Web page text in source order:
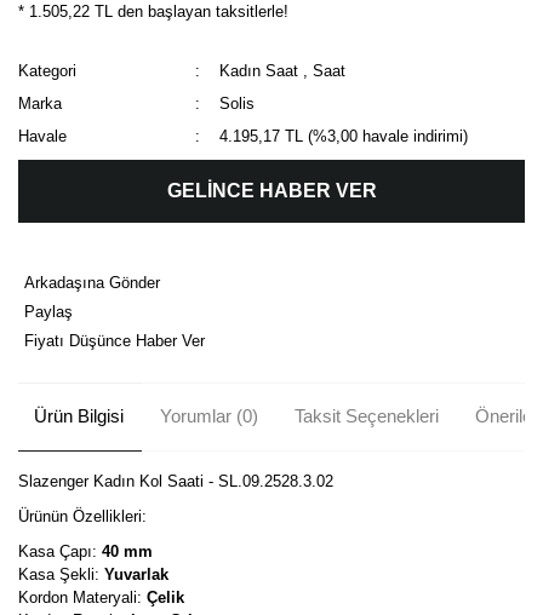
* 1.505,22 TL den başlayan taksitlerle!
Kategori Kadın Saat ,Saat
Marka
Solis
Havale
4.195,17 TL (%3,00 havale indirimi)
GELİNCE HABER VER
Arkadaşına Gönder
Paylaş
Fiyatı Düşünce Haber Ver
Ürün Bilgisi Yorumlar (0) Taksit Seçenekleri
Slazenger Kadın Kol Saati - SL.09.2528.3.02
Ürünün Özellikleri:
Kasa Çapı: 40 mm
Kasa Şekli: Yuvarlak
Kordon Materyali: Çelik